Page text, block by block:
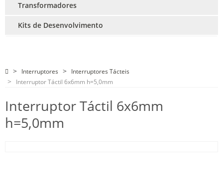
Transformadores
Kits de Desenvolvimento
Interruptores
Interruptores Tácteis
Interruptor Táctil 6x6mm h=5,0mm
Interruptor Táctil 6x6mm
h=5,0mm